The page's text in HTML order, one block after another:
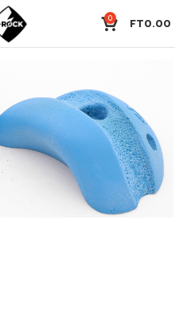
0 FT0.00